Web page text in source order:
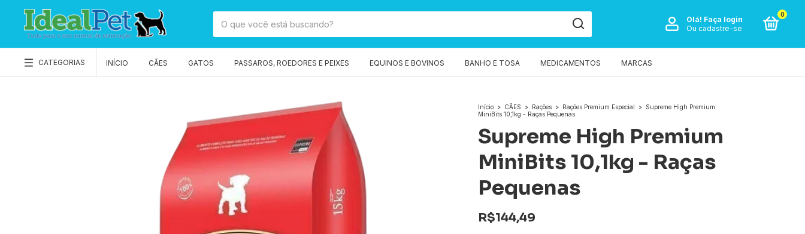
Olá! Faça login
Ou cadastre-se
0
CATEGORIAS INÍCIO CÃES GATOS PASSAROS, ROEDORES E PEIXES EQUINOS E BOVINOS BANHO E TOSA MEDICAMENTOS MARCAS
Início > CÃES > Rações > Rações Premium Especial > Supreme High Premium
MiniBits 10,1kg - Raças Pequenas
Supreme High Premium
MiniBits 10,1kg - Raças
Pequenas
R$144,49